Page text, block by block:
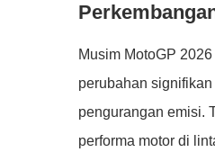
Musim MotoGP
perubahan
pengurangan emisi.
performa motor di